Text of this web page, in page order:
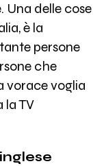
Una delle cose
è la
persone
che
vorace voglia
la TV